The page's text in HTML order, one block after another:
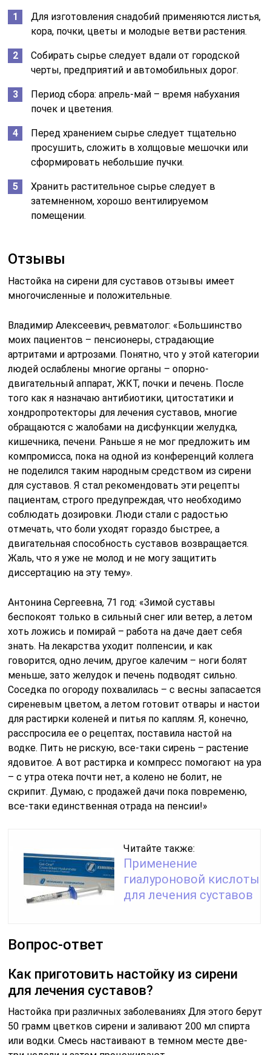
Для изготовления снадобий применяются листья,
кора, почки, цветы и молодые ветви растения.
Собирать сырье следует вдали от городской
черты, предприятий и автомобильных дорог.
Период сбора: апрель-май – время набухания
почек и цветения.
Перед хранением сырье следует тщательно
просушить, сложить в холщовые мешочки или
сформировать небольшие пучки.
Хранить растительное сырье следует в
затемненном, хорошо вентилируемом
помещении.
Отзывы
Настойка на сирени для суставов отзывы имеет
многочисленные и положительные.
Владимир Алексеевич, ревматолог: «Большинство
моих пациентов – пенсионеры, страдающие
артритами и артрозами. Понятно, что у этой категории
людей ослаблены многие органы – опорно-
двигательный аппарат, ЖКТ, почки и печень. После
того как я назначаю антибиотики, цитостатики и
хондропротекторы для лечения суставов, многие
обращаются с жалобами на дисфункции желудка,
кишечника, печени. Раньше я не мог предложить им
компромисса, пока на одной из конференций коллега
не поделился таким народным средством из сирени
для суставов. Я стал рекомендовать эти рецепты
пациентам, строго предупреждая, что необходимо
соблюдать дозировки. Люди стали с радостью
отмечать, что боли уходят гораздо быстрее, а
двигательная способность суставов возвращается.
Жаль, что я уже не молод и не могу защитить
диссертацию на эту тему».
Антонина Сергеевна, 71 год: «Зимой суставы
беспокоят только в сильный снег или ветер, а летом
хоть ложись и помирай – работа на даче дает себя
знать. На лекарства уходит полпенсии, и как
говорится, одно лечим, другое калечим – ноги болят
меньше, зато желудок и печень подводят сильно.
Соседка по огороду похвалилась – с весны запасается
сиреневым цветом, а летом готовит отвары и настои
для растирки коленей и питья по каплям. Я, конечно,
расспросила ее о рецептах, поставила настой на
водке. Пить не рискую, все-таки сирень – растение
ядовитое. А вот растирка и компресс помогают на ура
– с утра отека почти нет, а колено не болит, не
скрипит. Думаю, с продажей дачи пока повременю,
все-таки единственная отрада на пенсии!»
Читайте также:
Применение
гиалуроновой кислоты
для лечения суставов
Вопрос-ответ
Как приготовить настойку из сирени
для лечения суставов?
Настойка при различных заболеваниях Для этого берут
50 грамм цветков сирени и заливают 200 мл спирта
или водки. Смесь настаивают в темном месте две-